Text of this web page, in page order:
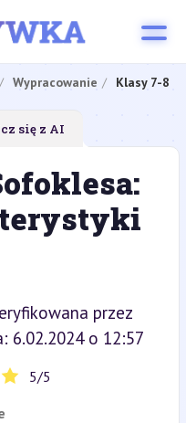
Wypracowanie Klasy 7-8
się z AI
przez
6.02.2024 o 12:57
5/5